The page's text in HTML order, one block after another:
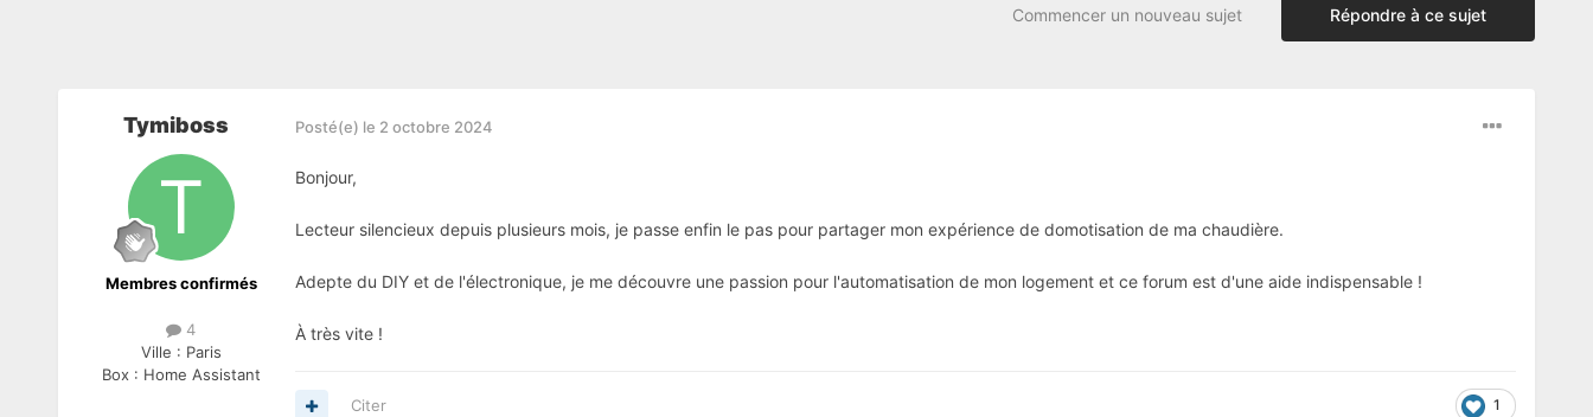
Répondre à ce sujet
Commencer un nouveau sujet
Tymiboss
Membres confirmés
4
Ville : Paris
Box : Home Assistant
Posté(e) le 2 octobre 2024
Bonjour,
Lecteur silencieux depuis plusieurs mois, je passe enfin le pas pour partager mon expérience de domotisation de ma chaudière.
Adepte du DIY et de l'électronique, je me découvre une passion pour l'automatisation de mon logement et ce forum est d'une aide indispensable !
À très vite !
1
Citer